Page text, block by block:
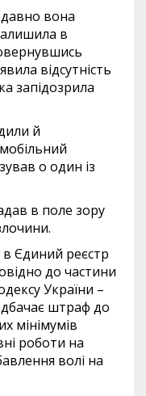
вона
в
відсутність
запідозрила
й
о один із
в поле зору
Єдиний реєстр
до частини
України –
штраф до
мінімумів
роботи на
волі на